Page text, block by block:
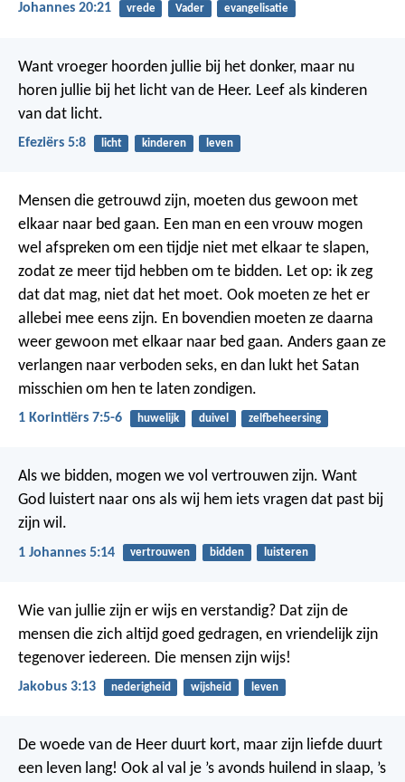
Johannes 20:21 vrede Vader evangelisatie
Want vroeger hoorden jullie bij het donker, maar nu
horen jullie bij het licht van de Heer. Leef als kinderen
van dat licht.
Efeziërs 5:8 licht kinderen leven
Mensen die getrouwd zijn, moeten dus gewoon met
elkaar naar bed gaan. Een man en een vrouw mogen
wel afspreken om een tijdje niet met elkaar te slapen,
zodat ze meer tijd hebben om te bidden. Let op: ik zeg
dat dat mag, niet dat het moet. Ook moeten ze het er
allebei mee eens zijn. En bovendien moeten ze daarna
weer gewoon met elkaar naar bed gaan. Anders gaan ze
verlangen naar verboden seks, en dan lukt het Satan
misschien om hen te laten zondigen.
1 Korintiërs 7:5-6 huwelijk duivel zelfbeheersing
Als we bidden, mogen we vol vertrouwen zijn. Want
God luistert naar ons als wij hem iets vragen dat past bij
zijn wil.
1 Johannes 5:14 vertrouwen bidden luisteren
Wie van jullie zijn er wijs en verstandig? Dat zijn de
mensen die zich altijd goed gedragen, en vriendelijk zijn
tegenover iedereen. Die mensen zijn wijs!
Jakobus 3:13 nederigheid wijsheid leven
De woede van de Heer duurt kort, maar zijn liefde duurt
een leven lang! Ook al val je ’s avonds huilend in slaap, ’s